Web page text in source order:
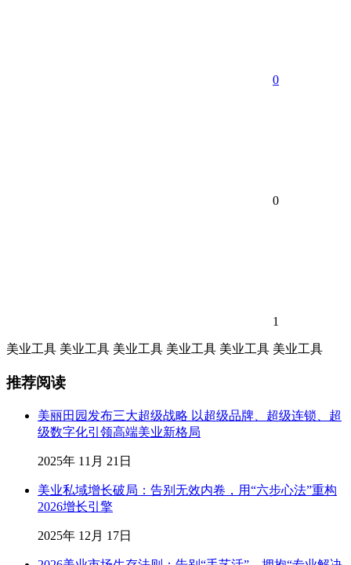
0
0
1
美业工具 美业工具 美业工具 美业工具 美业工具 美业工具
推荐阅读
美丽田园发布三大超级战略 以超级品牌、超级连锁、超
级数字化引领高端美业新格局
2025年 11月 21日
美业私域增长破局：告别无效内卷，用“六步心法”重构
2026增长引擎
2025年 12月 17日